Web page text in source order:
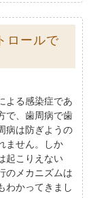
ロールで
よる感染症であ
で、歯周病で歯
病は防ぎようの
ません。しか
起こりえない
のメカニズムは
わかってきまし